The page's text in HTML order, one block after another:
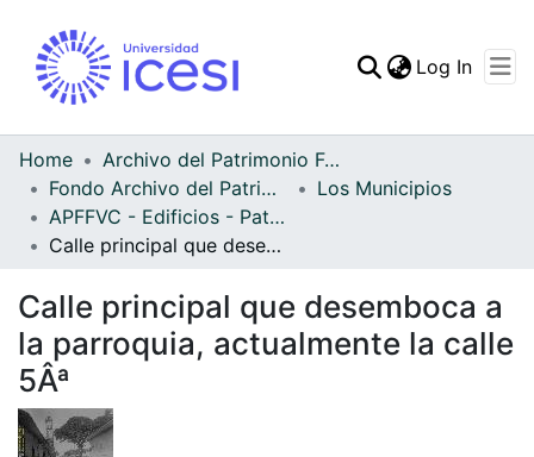
Statistics
Log In
Home
Archivo del Patrimonio Fotográfico y Fílmico del Valle del Cauca
Fondo Archivo del Patrimonio Fotográfico y Fílmico del Valle del Cauca
Los Municipios
APFFVC - Edificios - Patrimonial
Calle principal que desemboca a la parroquia, actualmente la calle 5Âª
Calle principal que desemboca a
la parroquia, actualmente la calle
5Âª